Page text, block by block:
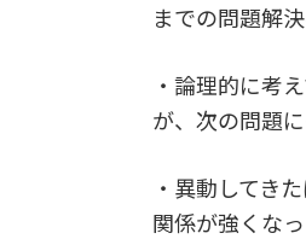
までの問題解
・論理的に考
が、次の問題
・異動してき
関係が強くなっ